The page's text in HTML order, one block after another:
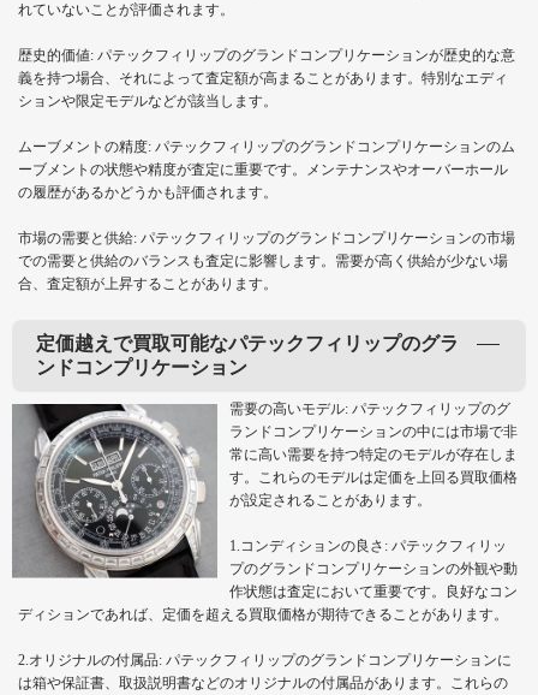
れていないことが評価されます。
歴史的価値: パテックフィリップのグランドコンプリケーションが歴史的な意
義を持つ場合、それによって査定額が高まることがあります。特別なエディ
ションや限定モデルなどが該当します。
ムーブメントの精度: パテックフィリップのグランドコンプリケーションのム
ーブメントの状態や精度が査定に重要です。メンテナンスやオーバーホール
の履歴があるかどうかも評価されます。
市場の需要と供給: パテックフィリップのグランドコンプリケーションの市場
での需要と供給のバランスも査定に影響します。需要が高く供給が少ない場
合、査定額が上昇することがあります。
定価越えで買取可能なパテックフィリップのグラ
ンドコンプリケーション
需要の高いモデル: パテックフィリップのグ
ランドコンプリケーションの中には市場で非
常に高い需要を持つ特定のモデルが存在しま
す。これらのモデルは定価を上回る買取価格
が設定されることがあります。
1.コンディションの良さ: パテックフィリッ
プのグランドコンプリケーションの外観や動
作状態は査定において重要です。良好なコン
ディションであれば、定価を超える買取価格が期待できることがあります。
2.オリジナルの付属品: パテックフィリップのグランドコンプリケーションに
は箱や保証書、取扱説明書などのオリジナルの付属品があります。これらの